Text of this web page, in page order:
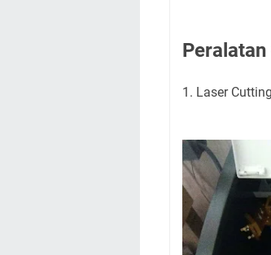
1. Laser